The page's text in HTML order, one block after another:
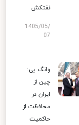
نفتکش
1405/05/
07
وانگ یی:
چین از
ایران در
محافظت از
حاکمیت